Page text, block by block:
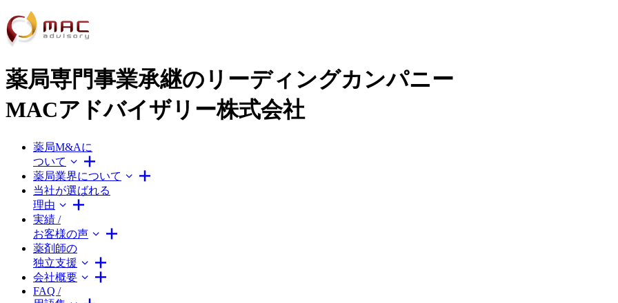
薬局専門事業承継のリーディングカンパニー
MACアドバイザリー株式会社
薬局M&Aに
ついて
薬局業界について
当社が選ばれる
理由
実績 /
お客様の声
薬剤師の
独立支援
会社概要
FAQ /